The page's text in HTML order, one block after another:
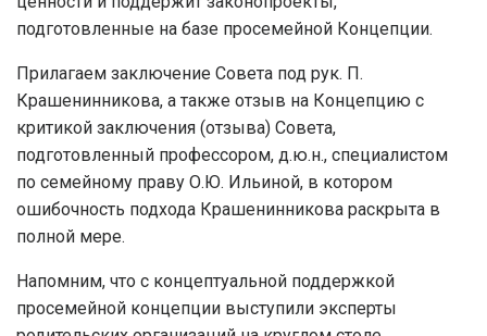
подготовленные на базе просемейной Концепции.
Прилагаем заключение Совета под рук. П.
Крашенинникова, а также отзыв на Концепцию с
критикой заключения (отзыва) Совета,
подготовленный профессором, д.ю.н., специалистом
по семейному праву О.Ю. Ильиной, в котором
ошибочность подхода Крашенинникова раскрыта в
полной мере.
Напомним, что с концептуальной поддержкой
просемейной концепции выступили эксперты